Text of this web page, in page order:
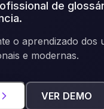
de
.
o aprendizado dos
e modernas.
VER DEMO